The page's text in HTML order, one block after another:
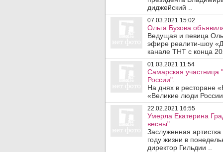
диджейский ..
07.03.2021 15:02
Ольга Бузова
Ведущая и певица
эфире реалити-шоу
канале ТНТ с конца
01.03.2021 11:54
Самарская
России".
На днях в ресторане
«Великие люди
22.02.2021 16:55
Умерла Екатерина
весны".
Заслуженная
году жизни в
директор Гильдии ..